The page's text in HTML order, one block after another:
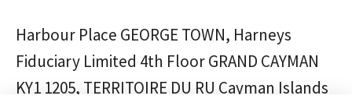
Harbour Place GEORGE TOWN, Harneys
Fiduciary Limited 4th Floor GRAND CAYMAN
KY1 1205, TERRITOIRE DU RU Cayman Islands